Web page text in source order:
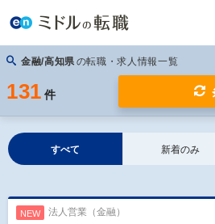
金融/高知県 の転職・求人情報一覧
131 件
すべて 新着のみ
NEW 法人営業（金融）